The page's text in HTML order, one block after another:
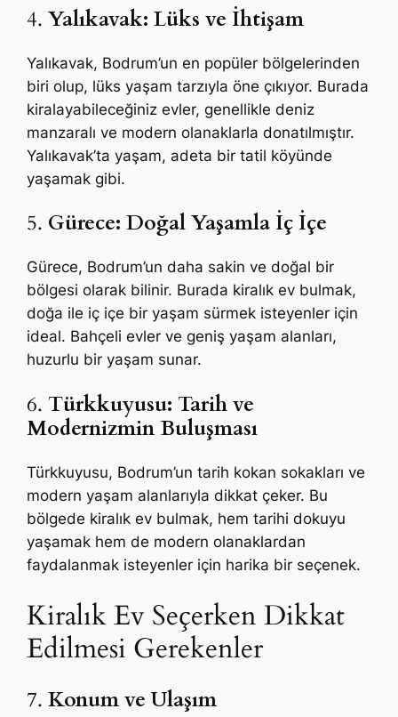
4.Yalıkavak: Lüks ve İhtişam
Yalıkavak, Bodrum’un en popüler bölgelerinden
biri olup, lüks yaşam tarzıyla öne çıkıyor. Burada
kiralayabileceğiniz evler, genellikle deniz
manzaralı ve modern olanaklarla donatılmıştır.
Yalıkavak’ta yaşam, adeta bir tatil köyünde
yaşamak gibi.
5. Gürece: Doğal Yaşamla İç İçe
Gürece, Bodrum’un daha sakin ve doğal bir
bölgesi olarak bilinir. Burada kiralık ev bulmak,
doğa ile iç içe bir yaşam sürmek isteyenler için
ideal. Bahçeli evler ve geniş yaşam alanları,
huzurlu bir yaşam sunar.
6.Türkkuyusu: Tarih ve
Modernizmin Buluşması
Türkkuyusu, Bodrum’un tarih kokan sokakları ve
modern yaşam alanlarıyla dikkat çeker. Bu
bölgede kiralık ev bulmak, hem tarihi dokuyu
yaşamak hem de modern olanaklardan
faydalanmak isteyenler için harika bir seçenek.
Kiralık Ev Seçerken Dikkat
Edilmesi Gerekenler
7.Konum ve Ulaşım